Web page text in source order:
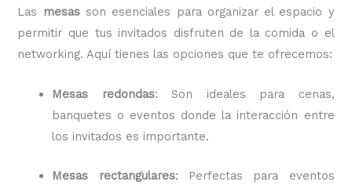
Las
mesasson esenciales para organizar el espacio y
permitir que tus invitados disfruten de la comida o el
networking. Aquí tienes las opciones que te ofrecemos:
Mesas redondas: Son ideales para cenas,
banquetes o eventos donde la interacción entre
los invitados es importante.
Mesas rectangulares: Perfectas para eventos